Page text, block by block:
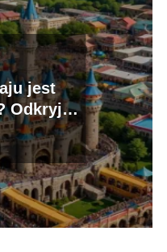
jest
Odkryj